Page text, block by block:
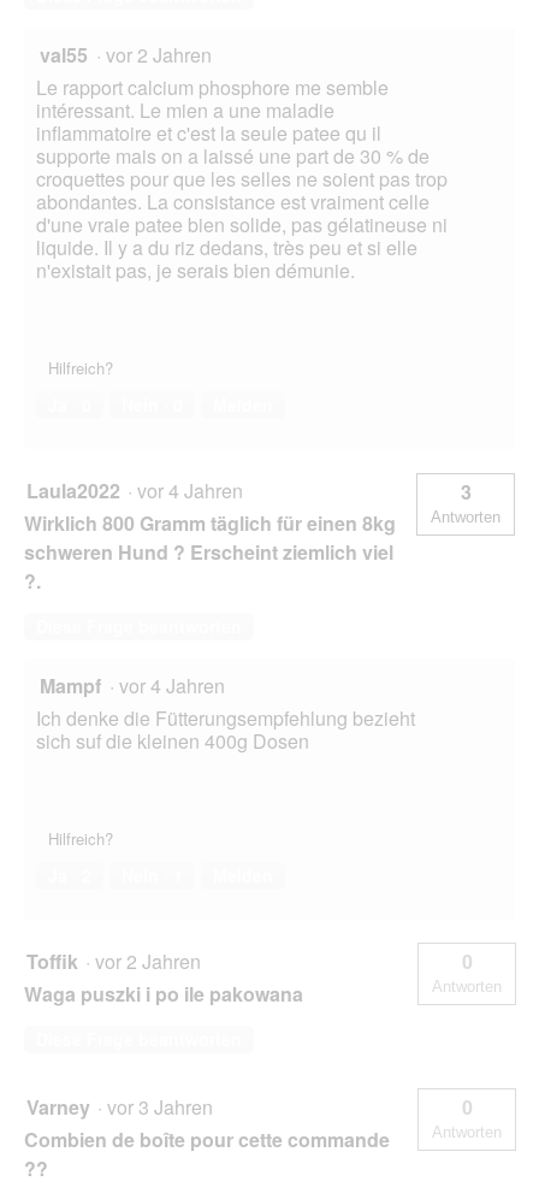
val55 · vor 2 Jahren
Le rapport calcium phosphore me semble
intéressant. Le mien a une maladie
inflammatoire et c'est la seule patee qu il
supporte mais on a laissé une part de 30 % de
croquettes pour que les selles ne soient pas trop
abondantes. La consistance est vraiment celle
d'une vraie patee bien solide, pas gélatineuse ni
liquide. Il y a du riz dedans, très peu et si elle
n'existait pas, je serais bien démunie.
Hilfreich?
Laula2022 · vor 4 Jahren
Wirklich 800 Gramm täglich für einen 8kg
schweren Hund ? Erscheint ziemlich viel
?.
3
Antworten
Mampf · vor 4 Jahren
Ich denke die Fütterungsempfehlung bezieht
sich suf die kleinen 400g Dosen
Hilfreich?
Toffik · vor 2 Jahren
Waga puszki i po ile pakowana
0
Antworten
Varney · vor 3 Jahren
Combien de boîte pour cette commande
??
0
Antworten